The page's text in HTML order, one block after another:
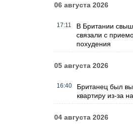
06 августа 2026
17:11
В Британии
связали с
похудения
05 августа 2026
16:40
Британец был
квартиру из-за
04 августа 2026